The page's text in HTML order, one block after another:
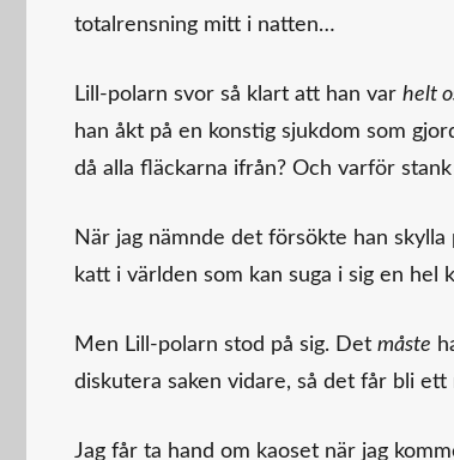
totalrensning mitt i natten…
Lill-polarn svor så klart att han var helt
han åkt på en konstig sjukdom som
då alla fläckarna ifrån? Och varför
När jag nämnde det försökte han
katt i världen som kan suga i sig en hel
Men Lill-polarn stod på sig. Det måste
diskutera saken vidare, så det får bli
Jag får ta hand om kaoset när jag